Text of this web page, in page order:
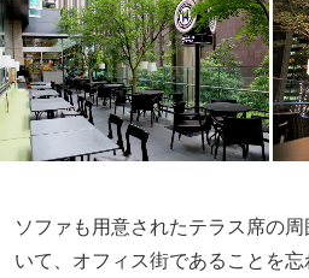
ソファも用意されたテラス席の
いて、オフィス街であることを